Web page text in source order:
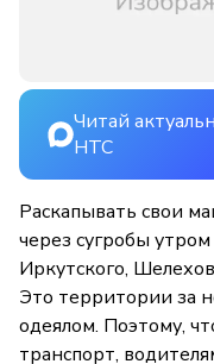
Читай
НТС
Раскапывать свои
через сугробы
Иркутского,
Это территории за
одеялом. Поэтому,
транспорт,